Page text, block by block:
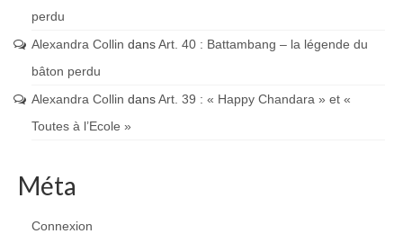
perdu
Alexandra Collin dansArt. 40 : Battambang – la légende du
bâton perdu
Alexandra Collin dansArt. 39 : « Happy Chandara » et «
Toutes à l’Ecole »
Méta
Connexion